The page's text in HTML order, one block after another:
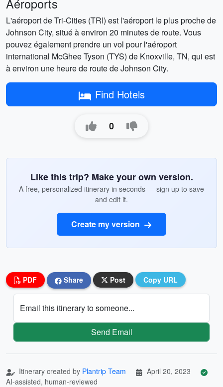
Aéroports
L'aéroport de Tri-Cities (TRI) est l'aéroport le plus proche de
Johnson City, situé à environ 20 minutes de route. Vous
pouvez également prendre un vol pour l'aéroport
international McGhee Tyson (TYS) de Knoxville, TN, qui est
à environ une heure de route de Johnson City.
Find Hotels
0
Like this trip? Make your own version.
A free, personalized itinerary in seconds — sign up to save
and edit it.
Create my version
PDF Share Post Copy URL
Email this itinerary to someone...
Send Email
Itinerary created by Plantrip Team
April 20, 2023
AI-assisted, human-reviewed